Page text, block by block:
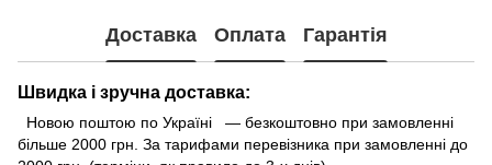
Доставка Оплата Гарантія
Швидка і зручна доставка:
Новою поштою по Україні — безкоштовно при замовленні
більше 2000 грн. За тарифами перевізника при замовленні до